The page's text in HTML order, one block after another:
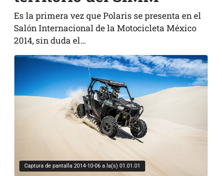
Es la primera vez que Polaris se presenta en el
Salón Internacional de la Motocicleta México
2014, sin duda el…
Captura de pantalla 2014-10-06 a la(s) 01.01.01